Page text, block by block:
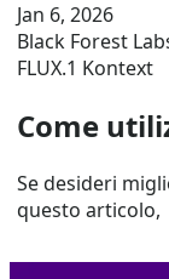
Jan 6, 2026
Black Forest
FLUX.1 Kontext
Come
Se desideri
questo articolo,